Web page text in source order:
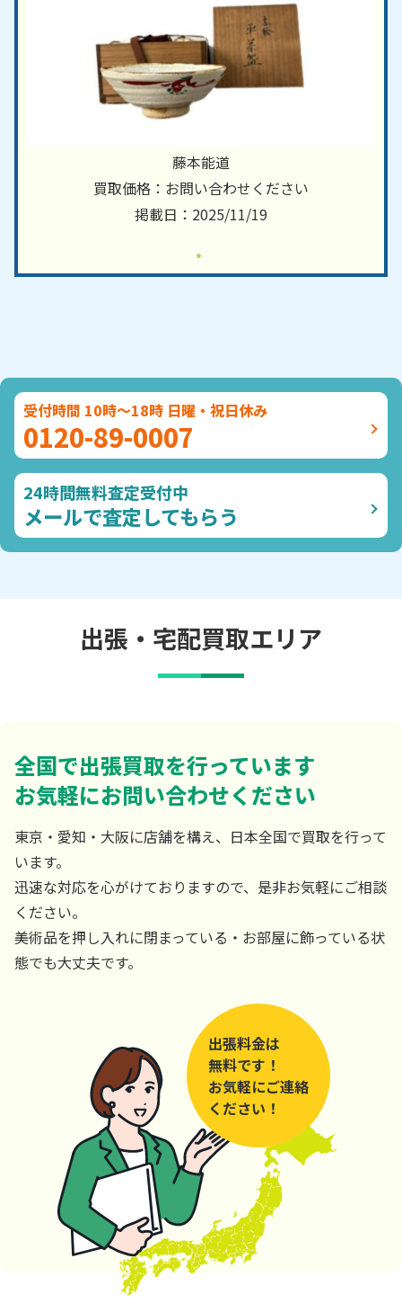
藤本能道
買取価格：お問い合わせください
掲載日：2025/11/19
受付時間 10時～18時 日曜・祝日休み
0120-89-0007
24時間無料査定受付中
メールで査定してもらう
出張・宅配買取エリア
全国で出張買取を行っています
お気軽にお問い合わせください
東京・愛知・大阪に店舗を構え、日本全国で買取を行って
います。
迅速な対応を心がけておりますので、是非お気軽にご相談
ください。
美術品を押し入れに閉まっている・お部屋に飾っている状
態でも大丈夫です。
出張料金は
無料です！
お気軽にご連絡
ください！